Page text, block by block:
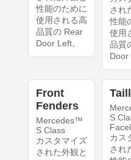
性能のために
使用される高
品質の Rear
Door Left。
され
性能
使用
品質
Door
Front
Fenders
Mercedes™
S Class
カスタマイズ
された外観と
S
カス
され